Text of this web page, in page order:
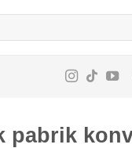
pabrik